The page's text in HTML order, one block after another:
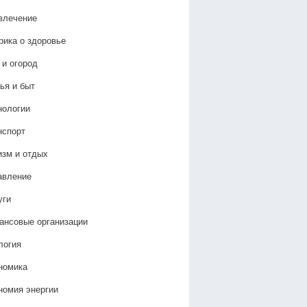
о здоровье
огород
и быт
и отдых
организации
энергии